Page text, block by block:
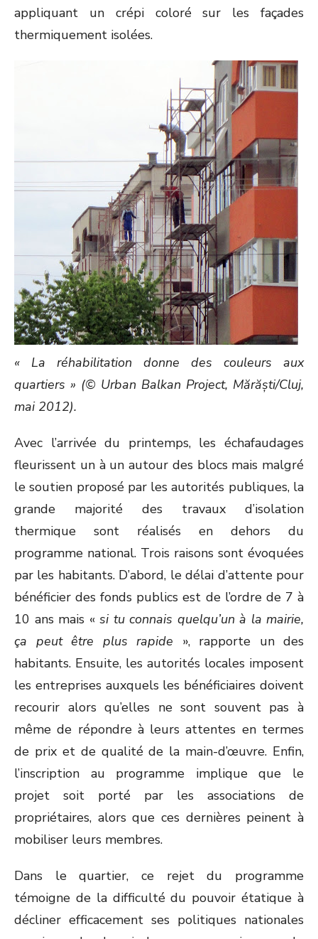
appliquant un crépi coloré sur les façades
thermiquement isolées.
« La réhabilitation donne des couleurs aux
quartiers » (© Urban Balkan Project, Mărăști/Cluj,
mai 2012).
Avec l’arrivée du printemps, les échafaudages
fleurissent un à un autour des blocs mais malgré
le soutien proposé par les autorités publiques, la
grande majorité des travaux d’isolation
thermique sont réalisés en dehors du
programme national. Trois raisons sont évoquées
par les habitants. D’abord, le délai d’attente pour
bénéficier des fonds publics est de l’ordre de 7 à
10 ans mais « si tu connais quelqu’un à la mairie,
ça peut être plus rapide », rapporte un des
habitants. Ensuite, les autorités locales imposent
les entreprises auxquels les bénéficiaires doivent
recourir alors qu’elles ne sont souvent pas à
même de répondre à leurs attentes en termes
de prix et de qualité de la main-d’œuvre. Enfin,
l’inscription au programme implique que le
projet soit porté par les associations de
propriétaires, alors que ces dernières peinent à
mobiliser leurs membres.
Dans le quartier, ce rejet du programme
témoigne de la difficulté du pouvoir étatique à
décliner efficacement ses politiques nationales